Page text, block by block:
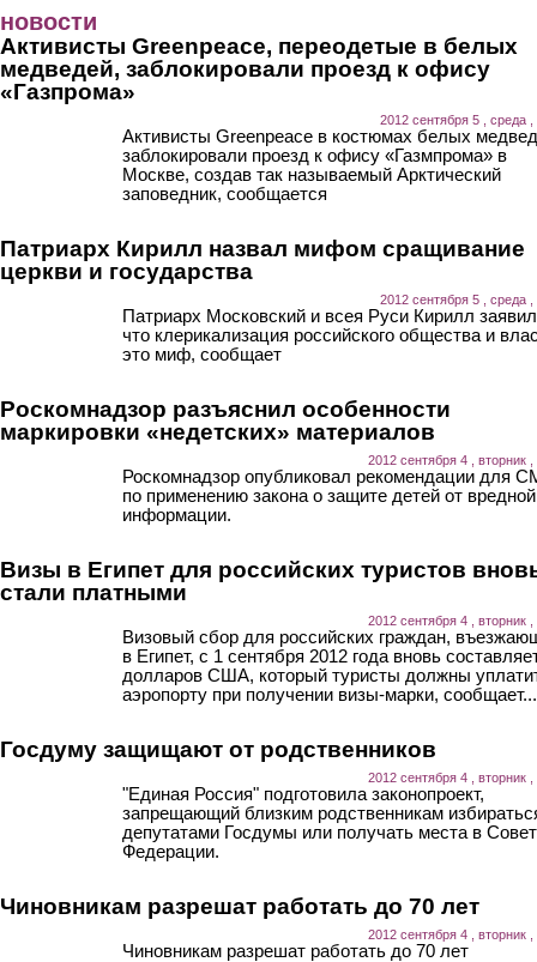
новости
Активисты Greenpeace, переодетые в белых
медведей, заблокировали проезд к офису
«Газпрома»
2012 сентября 5 , среда ,
Активисты Greenpeace в костюмах белых
заблокировали проезд к офису «Газмпрома» в
Москве, создав так называемый Арктический
заповедник, сообщается
Патриарх Кирилл назвал мифом сращивание
церкви и государства
2012 сентября 5 , среда ,
Патриарх Московский и всея Руси Кирилл
что клерикализация российского общества и
это миф, сообщает
Роскомнадзор разъяснил особенности
маркировки «недетских» материалов
2012 сентября 4 , вторник ,
Роскомнадзор опубликовал рекомендации для
по применению закона о защите детей от вредной
информации.
Визы в Египет для российских туристов
стали платными
2012 сентября 4 , вторник ,
Визовый сбор для российских граждан,
в Египет, с 1 сентября 2012 года вновь
долларов США, который туристы должны
аэропорту при получении визы-марки, сообщает...
Госдуму защищают от родственников
2012 сентября 4 , вторник ,
"Единая Россия" подготовила законопроект,
запрещающий близким родственникам
депутатами Госдумы или получать места в
Федерации.
Чиновникам разрешат работать до 70 лет
2012 сентября 4 , вторник ,
Чиновникам разрешат работать до 70 лет